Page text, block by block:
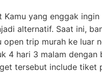
Kamu yang enggak
alternatif. Saat ini,
open trip murah ke luar
4 hari 3 malam
tersebut include tiket